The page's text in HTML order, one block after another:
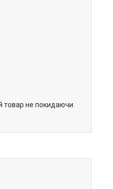
товар не покидаючи